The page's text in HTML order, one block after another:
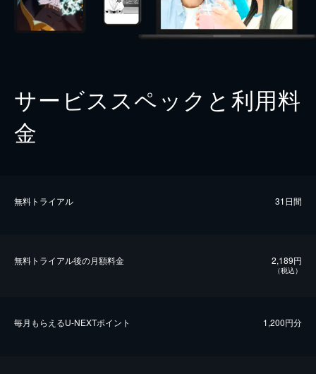
サービススペックと利用料
金
無料トライアル 31日間
無料トライアル後の⽉額料金 2,189円
（税込）
毎⽉もらえるU-NEXTポイント 1,200円分